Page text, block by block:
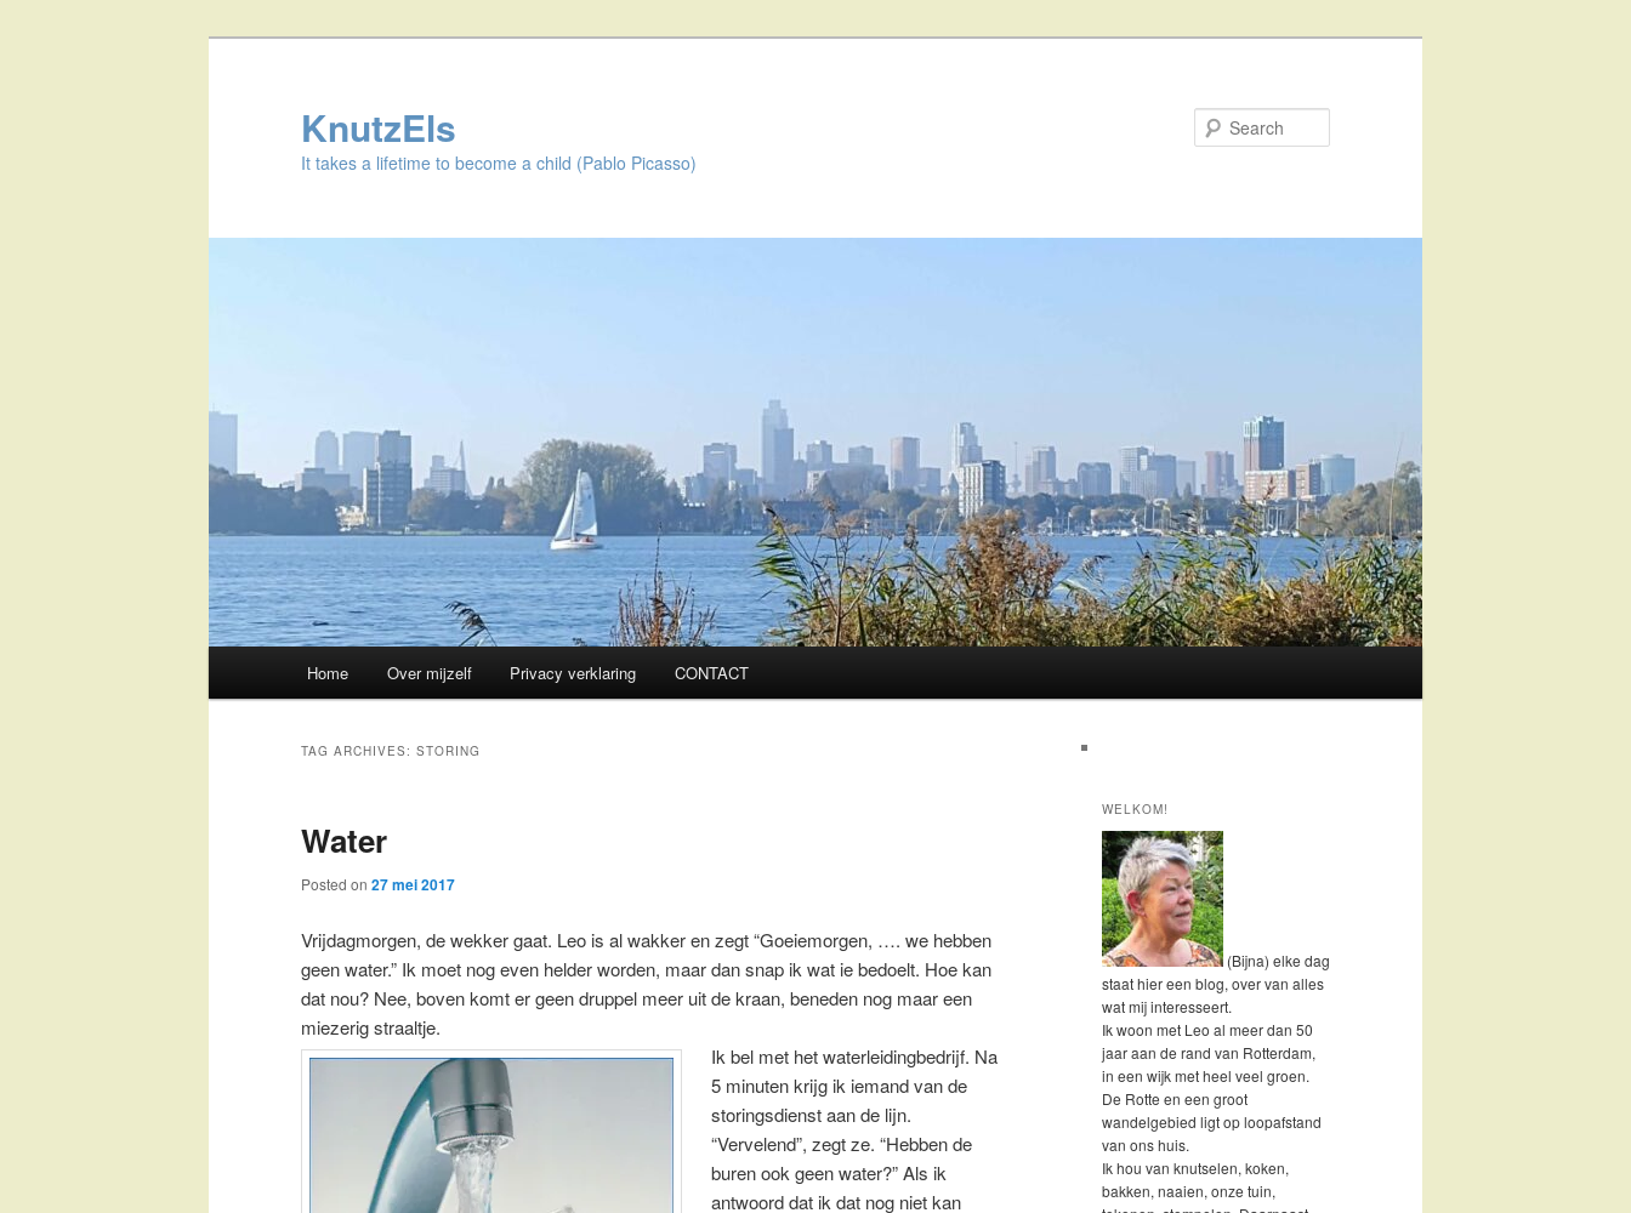
KnutzEls
It takes a lifetime to become a child (Pablo Picasso)
Skip
content
Skip
content
Home Over mijzelf Privacy verklaring CONTACT
TAG ARCHIVES: STORING
Water
Posted on 27 mei 2017
Vrijdagmorgen, de wekker gaat. Leo is al wakker en zegt “Goeiemorgen, …. we hebben
geen water.” Ik moet nog even helder worden, maar dan snap ik wat ie bedoelt. Hoe kan
dat nou? Nee, boven komt er geen druppel meer uit de kraan, beneden nog maar een
miezerig straaltje.
Ik bel met het waterleidingbedrijf. Na
5 minuten krijg ik iemand van de
storingsdienst aan de lijn.
“Vervelend”, zegt ze. “Hebben de
buren ook geen water?” Als ik
antwoord dat ik dat nog niet kan
WELKOM!
(Bijna) elke dag
staat hier een blog, over van alles
wat mij interesseert.
Ik woon met Leo al meer dan 50
jaar aan de rand van Rotterdam,
in een wijk met heel veel groen.
De Rotte en een groot
wandelgebied ligt op loopafstand
van ons huis.
Ik hou van knutselen, koken,
bakken, naaien, onze tuin,